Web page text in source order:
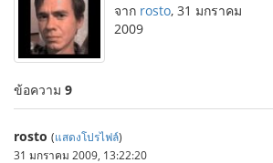
จาก rosto, 31 มกราคม
2009
ข้อความ 9
rosto (แสดงโปรไฟล์)
31 มกราคม 2009, 13:22:20